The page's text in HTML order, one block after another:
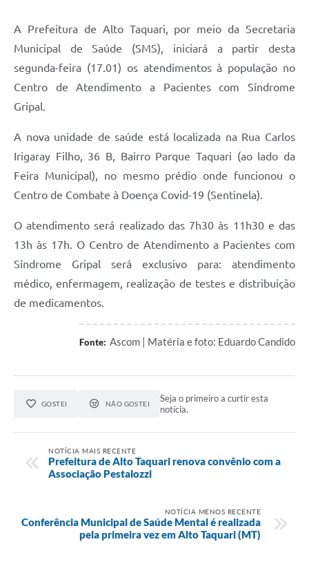
A Prefeitura de Alto Taquari, por meio da Secretaria
Municipal de Saúde (SMS), iniciará a partir desta
segunda-feira (17.01) os atendimentos à população no
Centro de Atendimento a Pacientes com Síndrome
Gripal.
A nova unidade de saúde está localizada na Rua Carlos
Irigaray Filho, 36 B, Bairro Parque Taquari (ao lado da
Feira Municipal), no mesmo prédio onde funcionou o
Centro de Combate à Doença Covid-19 (Sentinela).
O atendimento será realizado das 7h30 às 11h30 e das
13h às 17h. O Centro de Atendimento a Pacientes com
Síndrome Gripal será exclusivo para: atendimento
médico, enfermagem, realização de testes e distribuição
de medicamentos.
Fonte: Ascom | Matéria e foto: Eduardo Candido
GOSTEI NÃO GOSTEI
Seja o primeiro a curtir esta
notícia.
NOTÍCIA MAIS RECENTE
Prefeitura de Alto Taquari renova convênio com a
Associação Pestalozzi
NOTÍCIA MENOS RECENTE
Conferência Municipal de Saúde Mental é realizada
pela primeira vez em Alto Taquari (MT)